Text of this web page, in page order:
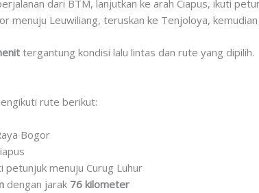
dari BTM, lanjutkan ke arah Ciapus, ikuti
menuju Leuwiliang, teruskan ke Tenjoloya,
tergantung kondisi lalu lintas dan rute yang dipilih.
rute berikut:
Bogor
petunjuk menuju Curug Luhur
dengan jarak 76 kilometer